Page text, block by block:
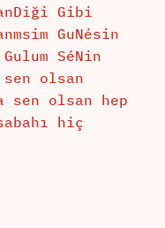
Gibi
GuNésin
SéNin
sen olsan
sen olsan hep
hiç